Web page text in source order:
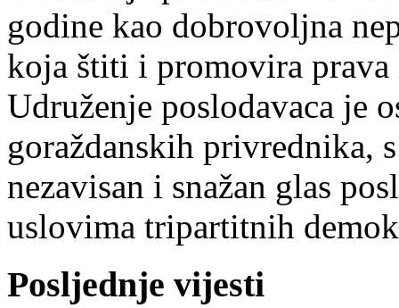
godine kao dobrovoljna
koja štiti i promovira
Udruženje poslodavaca je
goraždanskih privrednika,
nezavisan i snažan glas
uslovima tripartitnih
Posljednje vijesti